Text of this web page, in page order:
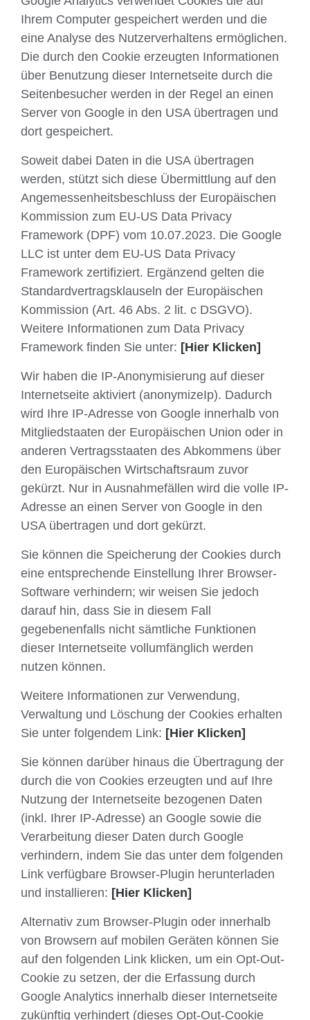
Ihrem Computer gespeichert werden und die
eine Analyse des Nutzerverhaltens ermöglichen.
Die durch den Cookie erzeugten Informationen
über Benutzung dieser Internetseite durch die
Seitenbesucher werden in der Regel an einen
Server von Google in den USA übertragen und
dort gespeichert.
Soweit dabei Daten in die USA übertragen
werden, stützt sich diese Übermittlung auf den
Angemessenheitsbeschluss der Europäischen
Kommission zum EU-US Data Privacy
Framework (DPF) vom 10.07.2023. Die Google
LLC ist unter dem EU-US Data Privacy
Framework zertifiziert. Ergänzend gelten die
Standardvertragsklauseln der Europäischen
Kommission (Art. 46 Abs. 2 lit. c DSGVO).
Weitere Informationen zum Data Privacy
Framework finden Sie unter: [Hier Klicken]
Wir haben die IP-Anonymisierung auf dieser
Internetseite aktiviert (anonymizeIp). Dadurch
wird Ihre IP-Adresse von Google innerhalb von
Mitgliedstaaten der Europäischen Union oder in
anderen Vertragsstaaten des Abkommens über
den Europäischen Wirtschaftsraum zuvor
gekürzt. Nur in Ausnahmefällen wird die volle IP-
Adresse an einen Server von Google in den
USA übertragen und dort gekürzt.
Sie können die Speicherung der Cookies durch
eine entsprechende Einstellung Ihrer Browser-
Software verhindern; wir weisen Sie jedoch
darauf hin, dass Sie in diesem Fall
gegebenenfalls nicht sämtliche Funktionen
dieser Internetseite vollumfänglich werden
nutzen können.
Weitere Informationen zur Verwendung,
Verwaltung und Löschung der Cookies erhalten
Sie unter folgendem Link: [Hier Klicken]
Sie können darüber hinaus die Übertragung der
durch die von Cookies erzeugten und auf Ihre
Nutzung der Internetseite bezogenen Daten
(inkl. Ihrer IP-Adresse) an Google sowie die
Verarbeitung dieser Daten durch Google
verhindern, indem Sie das unter dem folgenden
Link verfügbare Browser-Plugin herunterladen
und installieren: [Hier Klicken]
Alternativ zum Browser-Plugin oder innerhalb
von Browsern auf mobilen Geräten können Sie
auf den folgenden Link klicken, um ein Opt-Out-
Cookie zu setzen, der die Erfassung durch
Google Analytics innerhalb dieser Internetseite
zukünftig verhindert (dieses Opt-Out-Cookie